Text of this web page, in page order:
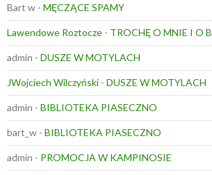
Bart w - MĘCZĄCE SPAMY
Lawendowe Roztocze - TROCHĘ O MNIE I O
admin - DUSZE W MOTYLACH
JWojciech Wilczyński - DUSZE W MOTYLACH
admin - BIBLIOTEKA PIASECZNO
bart_w - BIBLIOTEKA PIASECZNO
admin - PROMOCJA W KAMPINOSIE